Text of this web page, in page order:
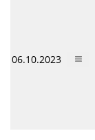
06.10.2023